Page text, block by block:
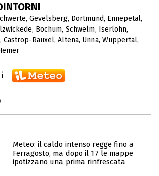
, Gevelsberg, Dortmund, Ennepetal,
, Bochum, Schwelm, Iserlohn,
, Castrop-Rauxel, Altena, Unna, Wuppertal,
Meteo: il caldo intenso regge fino a
Ferragosto, ma dopo il 17 le mappe
ipotizzano una prima rinfrescata